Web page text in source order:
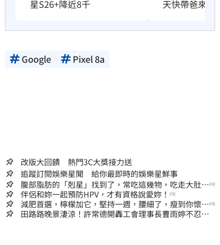
星S26+降近8千
天快帶爸來聽
Google Pixel 8a
改版大回饋 熱門3C大獎接力送
追蹤訂閱娛樂星聞 給你最即時的娛樂星鮮事
腹部脂肪的「剋星」找到了，常吃這幾物，吃走大肚
囊，瘦出小蠻腰
PR
伴侶和妳一起預防HPV，才有資格說愛妳！ PR
減肥首選，檸檬加它，堅持一週，腰細了，瘦到你懷疑
人生
PR
田路路晚景淒涼！許常德開轟工會理事長曹雨婷不忍